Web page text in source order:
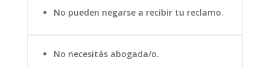
No pueden negarse a recibir tu reclamo.
No necesitás abogada/o.